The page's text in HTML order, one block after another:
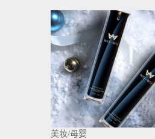
美妆/母婴